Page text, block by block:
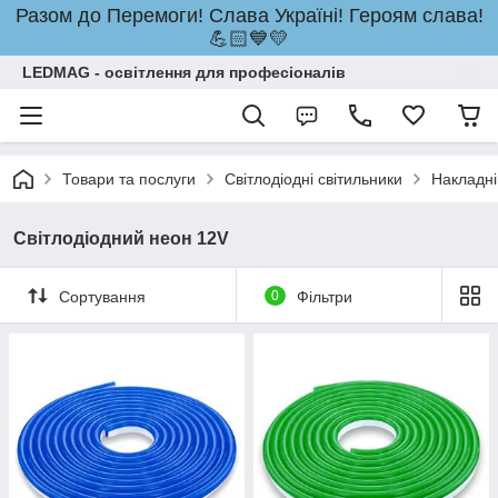
Разом до Перемоги! Слава Україні! Героям слава!
💪🏻💙💛
LEDMAG - освітлення для професіоналів
Товари та послуги Світлодіодні світильники
Світлодіодний неон 12V
Сортування 0 Фільтри